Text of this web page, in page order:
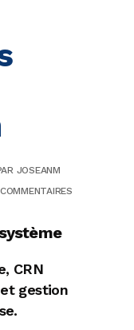
JOSEANM
CRN
gestion